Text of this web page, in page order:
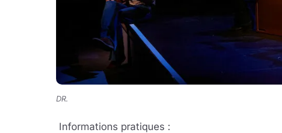
DR.
Informations pratiques :